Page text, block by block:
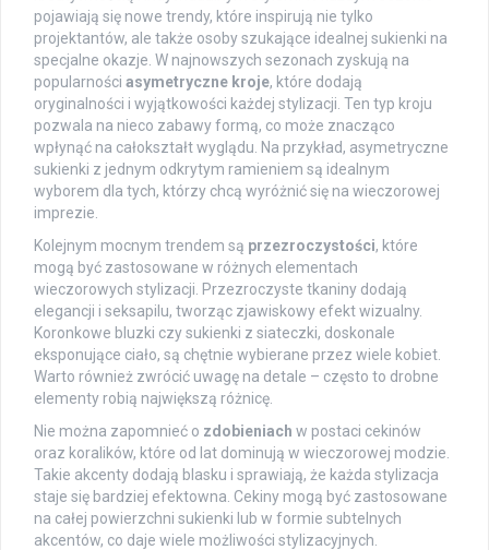
pojawiają się nowe trendy, które inspirują nie tylko
projektantów, ale także osoby szukające idealnej sukienki na
specjalne okazje. W najnowszych sezonach zyskują na
popularności asymetryczne kroje, które dodają
oryginalności i wyjątkowości każdej stylizacji. Ten typ kroju
pozwala na nieco zabawy formą, co może znacząco
wpłynąć na całokształt wyglądu. Na przykład, asymetryczne
sukienki z jednym odkrytym ramieniem są idealnym
wyborem dla tych, którzy chcą wyróżnić się na wieczorowej
imprezie.
Kolejnym mocnym trendem są przezroczystości, które
mogą być zastosowane w różnych elementach
wieczorowych stylizacji. Przezroczyste tkaniny dodają
elegancji i seksapilu, tworząc zjawiskowy efekt wizualny.
Koronkowe bluzki czy sukienki z siateczki, doskonale
eksponujące ciało, są chętnie wybierane przez wiele kobiet.
Warto również zwrócić uwagę na detale – często to drobne
elementy robią największą różnicę.
Nie można zapomnieć o zdobieniach w postaci cekinów
oraz koralików, które od lat dominują w wieczorowej modzie.
Takie akcenty dodają blasku i sprawiają, że każda stylizacja
staje się bardziej efektowna. Cekiny mogą być zastosowane
na całej powierzchni sukienki lub w formie subtelnych
akcentów, co daje wiele możliwości stylizacyjnych.